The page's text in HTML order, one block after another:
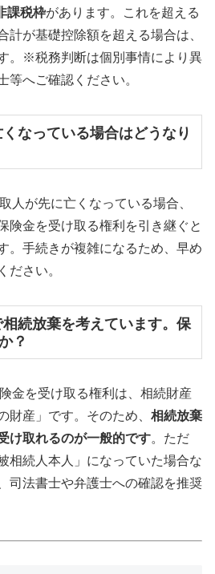
課税枠があります。これを超える
計が基礎控除額を超える場合は、
。※税務判断は個別事情により異
等へご確認ください。
なっている場合はどうなり
人が先に亡くなっている場合、
険金を受け取る権利を引き継ぐと
。手続きが複雑になるため、早め
ださい。
続放棄を考えています。保
？
金を受け取る権利は、相続財産
財産」です。そのため、 相続放棄
け取れるのが一般的です。ただ
相続人本人」になっていた場合な
司法書士や弁護士への確認を推奨